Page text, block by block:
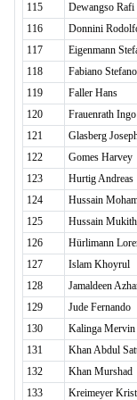
115
Dewangso Rafi
116
Donnini
117
Eigenmann
118
Fabiano Stefano
119
Faller Hans
120
Frauenrath Ingo
121
Glasberg
122
Gomes Harvey
123
Hurtig Andreas
124
Hussain
125
Hussain Mukith
126
Hürlimann
127
Islam Khoyrul
128
Jamaldeen
129
Jude Fernando
130
Kalinga Mervin
131
Khan Abdul
132
Khan Murshad
133
Kreimeyer